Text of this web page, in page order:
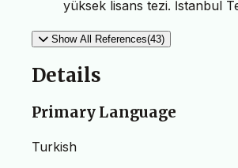
yüksek lisans tezi. İstanbul
Show All References(43)
Details
Primary Language
Turkish